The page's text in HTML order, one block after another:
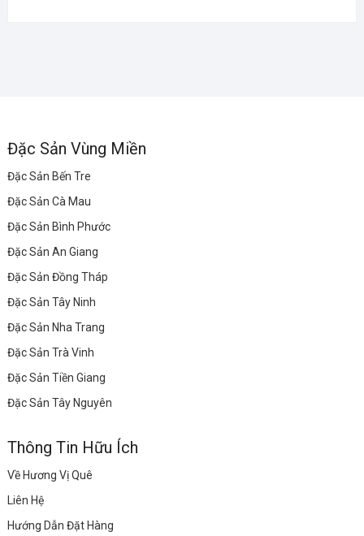
Đặc Sản Vùng Miền
Đặc Sản Bến Tre
Đặc Sản Cà Mau
Đặc Sản Bình Phước
Đặc Sản An Giang
Đặc Sản Đồng Tháp
Đặc Sản Tây Ninh
Đặc Sản Nha Trang
Đặc Sản Trà Vinh
Đặc Sản Tiền Giang
Đặc Sản Tây Nguyên
Thông Tin Hữu Ích
Về Hương Vị Quê
Liên Hệ
Hướng Dẫn Đặt Hàng